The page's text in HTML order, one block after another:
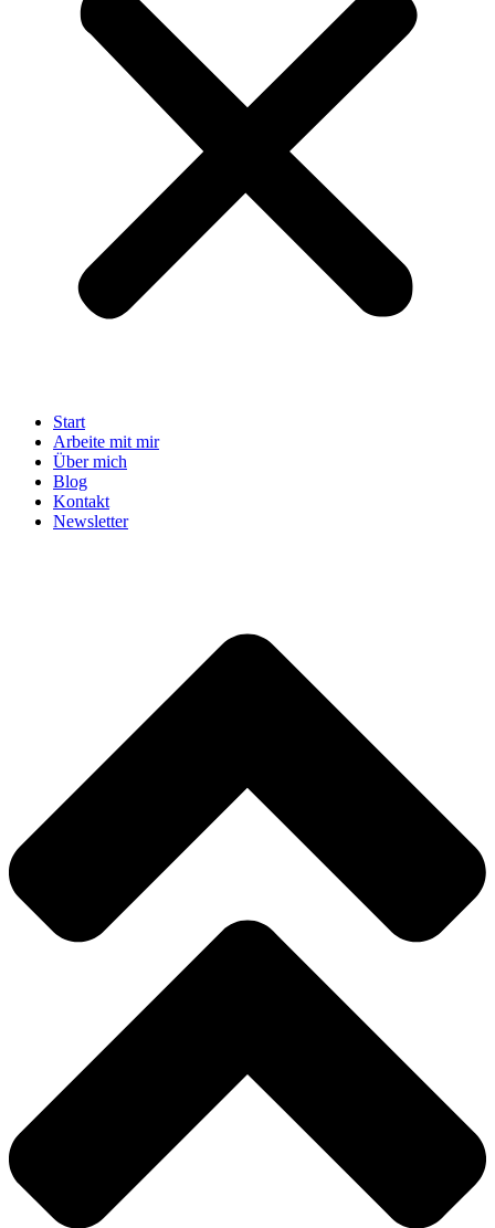
Start
Arbeite mit mir
Über mich
Blog
Kontakt
Newsletter